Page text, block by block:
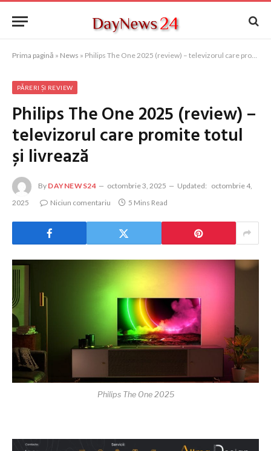
Prima pagină » News » Philips The One 2025 (review) – televizorul care promite totul și livrează
PĂRERI ȘI REVIEW
Philips The One 2025 (review) –
televizorul care promite totul
și livrează
By DAYNEWS24 octombrie 3, 2025 Updated: octombrie 4,
2025
Niciun comentariu 5 Mins Read
Philips The One 2025